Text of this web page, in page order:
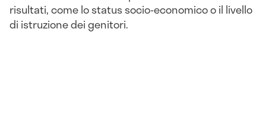
risultati, come lo status socio-economico o il livello
di istruzione dei genitori.